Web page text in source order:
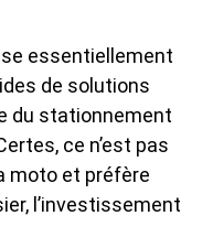
essentiellement
de solutions
du stationnement
ce n’est pas
moto et préfère
l’investissement